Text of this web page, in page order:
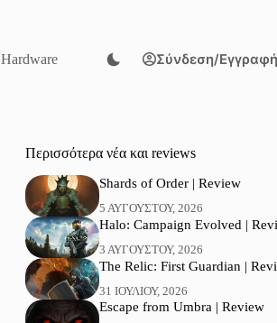
Hardware Σύνδεση/Εγγραφή
Περισσότερα νέα και reviews
Shards of Order | Review
5 ΑΥΓΟΎΣΤΟΥ, 2026
Halo: Campaign Evolved |
3 ΑΥΓΟΎΣΤΟΥ, 2026
The Relic: First Guardian |
31 ΙΟΥΛΊΟΥ, 2026
Escape from Umbra | Review